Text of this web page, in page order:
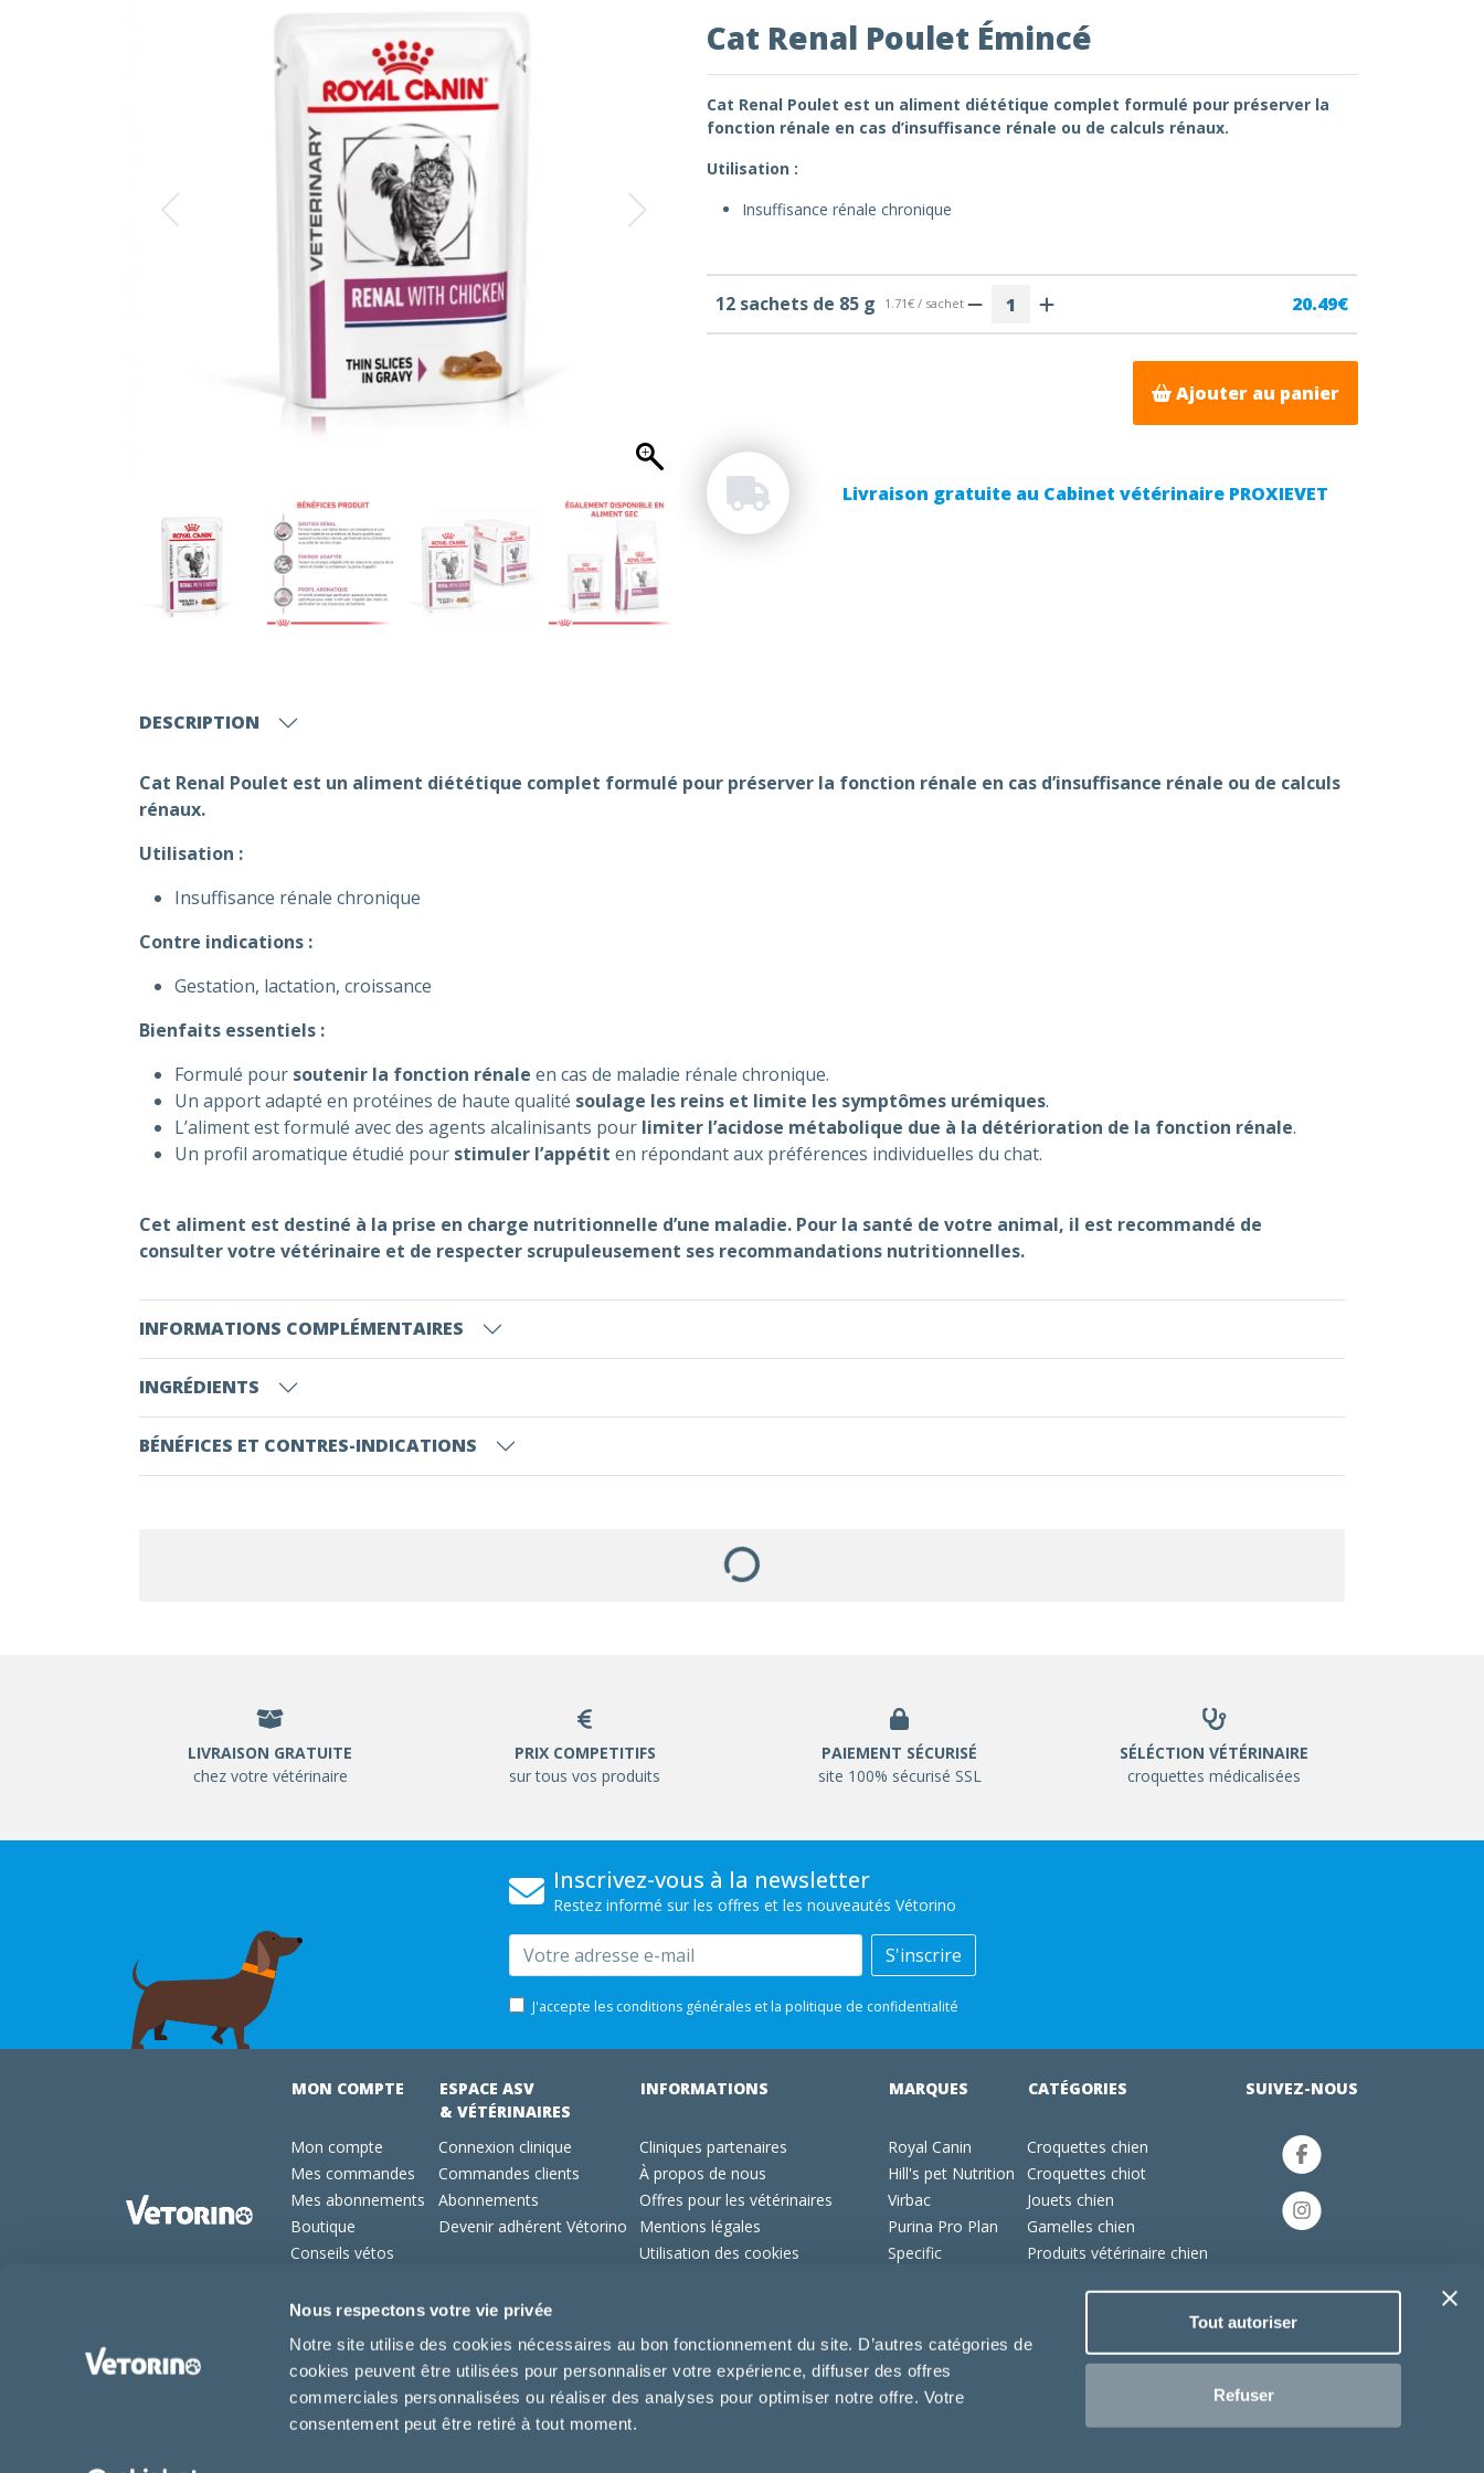
Nous respectons votre vie privée
Notre site utilise des cookies nécessaires au bon fonctionnement du site. D’autres catégories de
cookies peuvent être utilisées pour personnaliser votre expérience, diffuser des offres
commerciales personnalisées ou réaliser des analyses pour optimiser notre offre. Votre
consentement peut être retiré à tout moment.
Tout autoriser
Refuser
Cat Renal Poulet Émincé
Cat Renal Poulet est un aliment diététique complet formulé pour préserver la
fonction rénale en cas d’insuffisance rénale ou de calculs rénaux.
Utilisation :
Insuffisance rénale chronique
12 sachets de 85 g 1.71€ / sachet 20.49€
Ajouter au panier
Livraison gratuite au Cabinet vétérinaire PROXIEVET
DESCRIPTION
Cat Renal Poulet est un aliment diététique complet formulé pour préserver la fonction rénale en cas d’insuffisance rénale ou de calculs
rénaux.
Utilisation :
Insuffisance rénale chronique
Contre indications :
Gestation, lactation, croissance
Bienfaits essentiels :
Formulé pour soutenir la fonction rénale en cas de maladie rénale chronique.
Un apport adapté en protéines de haute qualité soulage les reins et limite les symptômes urémiques.
L’aliment est formulé avec des agents alcalinisants pour limiter l’acidose métabolique due à la détérioration de la fonction rénale.
Un profil aromatique étudié pour stimuler l’appétit en répondant aux préférences individuelles du chat.
Cet aliment est destiné à la prise en charge nutritionnelle d’une maladie. Pour la santé de votre animal, il est recommandé de
consulter votre vétérinaire et de respecter scrupuleusement ses recommandations nutritionnelles.
INFORMATIONS COMPLÉMENTAIRES
INGRÉDIENTS
BÉNÉFICES ET CONTRES-INDICATIONS
LIVRAISON GRATUITE
chez votre vétérinaire
PRIX COMPETITIFS
sur tous vos produits
PAIEMENT SÉCURISÉ
site 100% sécurisé SSL
SÉLÉCTION VÉTÉRINAIRE
croquettes médicalisées
Inscrivez-vous à la newsletter
Restez informé sur les offres et les nouveautés Vétorino
Email S'inscrire
J'accepte les conditions générales et la politique de confidentialité
MON COMPTE
Mon compte
Mes commandes
Mes abonnements
Boutique
Conseils vétos
ESPACE ASV
& VÉTÉRINAIRES
Connexion clinique
Commandes clients
Abonnements
Devenir adhérent Vétorino
INFORMATIONS
Cliniques partenaires
À propos de nous
Offres pour les vétérinaires
Mentions légales
Utilisation des cookies
MARQUES
Royal Canin
Hill's pet Nutrition
Virbac
Purina Pro Plan
Specific
CATÉGORIES
Croquettes chien
Croquettes chiot
Jouets chien
Gamelles chien
Produits vétérinaire chien
SUIVEZ-NOUS
- CGV -